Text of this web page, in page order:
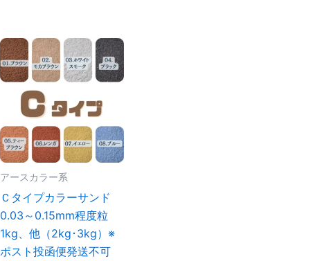
アースカラー系
Ｃタイプカラーサンド
0.03～0.15mm程度粒
1kg、他（2kg･3kg）※
ポスト投函便発送不可